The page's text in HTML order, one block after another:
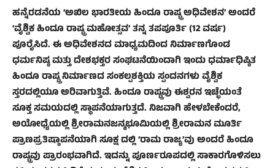
ಹನ್ನೆರಡನೆಯ ‘ಅಖಿಲ ಭಾರತೀಯ ಹಿಂದೂ ರಾಷ್ಟ್ರ ಅಧಿವೇಶನ’ ಅಂದರೆ
‘ವೈಶ್ವಿಕ ಹಿಂದೂ ರಾಷ್ಟ್ರ ಮಹೋತ್ಸವ’ ತನ್ನ ತಪಪೂರ್ತಿ (12 ವರ್ಷ)
ಪೂರೈಸಿದೆ. ಈ ಅಧಿವೇಶನದ ಮಾಧ್ಯಮದಿಂದ ನಿರ್ಮಾಣಗೊಂಡ
ಧರ್ಮನಿಷ್ಠ ಮತ್ತು ದೇಶಭಕ್ತರ ಸಂಘಟನೆಯಿಂದಾಗಿ ಇಂದು ಧರ್ಮಾಧಿಷ್ಠಿತ
ಹಿಂದೂ ರಾಷ್ಟ್ರ ನಿರ್ಮಾಣದ ಸಂಕಲ್ಪಶಕ್ತಿಯ ಸ್ಪಂದನಗಳು ವೈಶ್ವಿಕ
ಸ್ತರದಲ್ಲಿಯೂ ಅರಿವಾಗುತ್ತಿವೆ. ಹಿಂದೂ ರಾಷ್ಟ್ರವು ಈಶ್ವರನ ಇಚ್ಛೆಯಂತೆ
ಸೂಕ್ತ ಸಮಯದಲ್ಲಿ ಸ್ಥಾಪನೆಯಾಗುತ್ತದೆ. ನಿಜವಾಗಿ ಹೇಳಬೇಕೆಂದರೆ,
ಅಯೋಧ್ಯೆಯಲ್ಲಿ ಶ್ರೀರಾಮನಜನ್ಮಭೂಮಿಯಲ್ಲಿ ಶ್ರೀರಾಮನ ಮೂರ್ತಿ
ಪ್ರಾಣಪ್ರತಿಷ್ಠಾಪನೆಯಾಗಿ ಸೂಕ್ಷ ದಲ್ಲಿ ‘ರಾಮ ರಾಜ್ಯ’ವು ಅಂದರೆ ಹಿಂದೂ
ರಾಷ್ಟ್ರವು ಪ್ರಾರಂಭವಾಗಿದೆ. ಇದನ್ನು ಪೂರ್ಣರೂಪದಲ್ಲಿ ಸಾಕಾರಗೊಳಿಸಲು